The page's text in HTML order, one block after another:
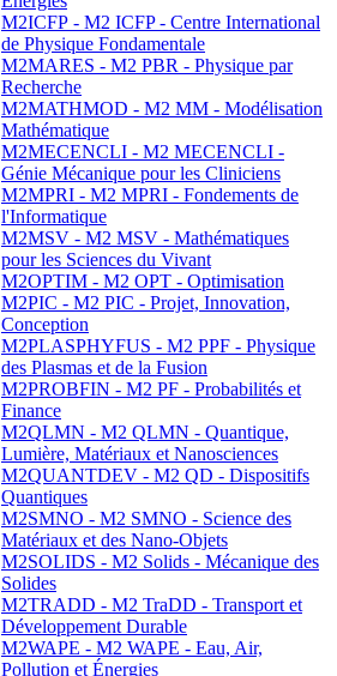
M2ICFP - M2 ICFP - Centre International
de Physique Fondamentale
M2MARES - M2 PBR - Physique par
Recherche
M2MATHMOD - M2 MM - Modélisation
Mathématique
M2MECENCLI - M2 MECENCLI -
Génie Mécanique pour les Cliniciens
M2MPRI - M2 MPRI - Fondements de
l'Informatique
M2MSV - M2 MSV - Mathématiques
pour les Sciences du Vivant
M2OPTIM - M2 OPT - Optimisation
M2PIC - M2 PIC - Projet, Innovation,
Conception
M2PLASPHYFUS - M2 PPF - Physique
des Plasmas et de la Fusion
M2PROBFIN - M2 PF - Probabilités et
Finance
M2QLMN - M2 QLMN - Quantique,
Lumière, Matériaux et Nanosciences
M2QUANTDEV - M2 QD - Dispositifs
Quantiques
M2SMNO - M2 SMNO - Science des
Matériaux et des Nano-Objets
M2SOLIDS - M2 Solids - Mécanique des
Solides
M2TRADD - M2 TraDD - Transport et
Développement Durable
M2WAPE - M2 WAPE - Eau, Air,
Pollution et Énergies